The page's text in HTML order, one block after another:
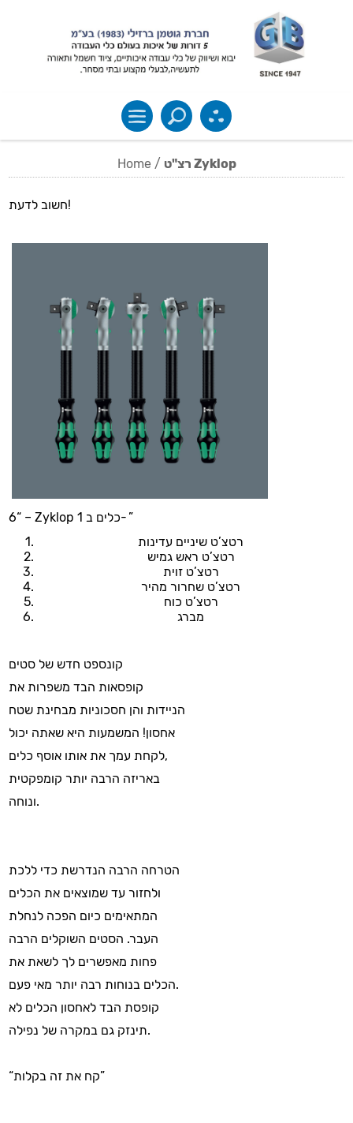
Home / רצ"ט Zyklop
חשוב לדעת!
6“ – Zyklop כלים ב 1- ”
רטצ’ט שיניים עדינות
רטצ’ט ראש גמיש
רטצ’ט זוית
רטצ’ט שחרור מהיר
רטצ’ט כוח
מברג
קונספט חדש של סטים
קופסאות הבד משפרות את
הניידות והן חסכוניות מבחינת שטח
אחסון! המשמעות היא שאתה יכול
לקחת עמך את אותו אוסף כלים,
באריזה הרבה יותר קומפקטית
ונוחה.
הטרחה הרבה הנדרשת כדי ללכת
ולחזור עד שמוצאים את הכלים
המתאימים כיום הפכה לנחלת
העבר. הסטים השוקלים הרבה
פחות מאפשרים לך לשאת את
הכלים בנוחות רבה יותר מאי פעם.
קופסת הבד לאחסון הכלים לא
תינזק גם במקרה של נפילה.
“קח את זה בקלות”